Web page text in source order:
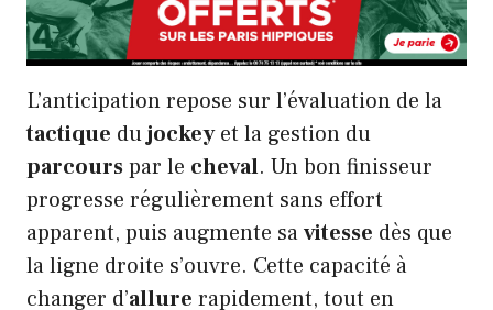
L’anticipation repose sur l’évaluation de la
tactique dujockeyet la gestion du
parcourspar le cheval. Un bon finisseur
progresse régulièrement sans effort
apparent, puis augmente savitesse dès que
la ligne droite s’ouvre. Cette capacité à
changer d’allure rapidement, tout en